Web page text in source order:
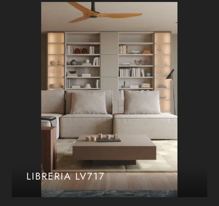
LIBRERIA LV717